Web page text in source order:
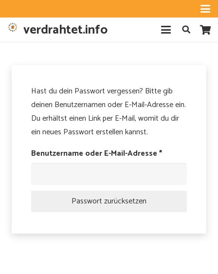
verdrahtet.info
Hast du dein Passwort vergessen? Bitte gib
deinen Benutzernamen oder E-Mail-Adresse ein.
Du erhältst einen Link per E-Mail, womit du dir
ein neues Passwort erstellen kannst.
Benutzername oder E-Mail-Adresse*Erforderlich
Passwort zurücksetzen